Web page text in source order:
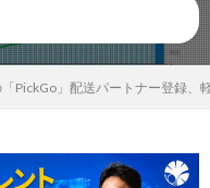
PickGo」配送パートナー登録